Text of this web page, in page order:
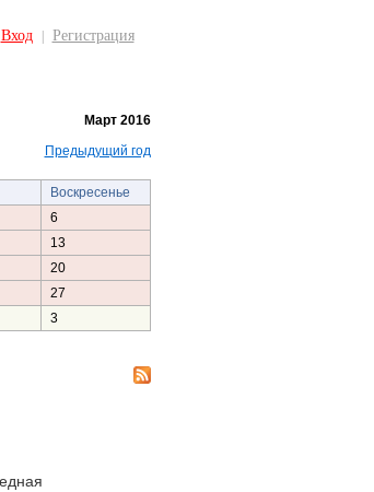
Вход Регистрация
Март 2016
Предыдущий год
Воскресенье
6
13
20
27
3